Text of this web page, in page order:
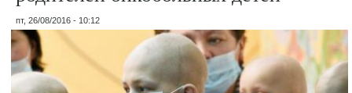
пт, 26/08/2016 - 10:12